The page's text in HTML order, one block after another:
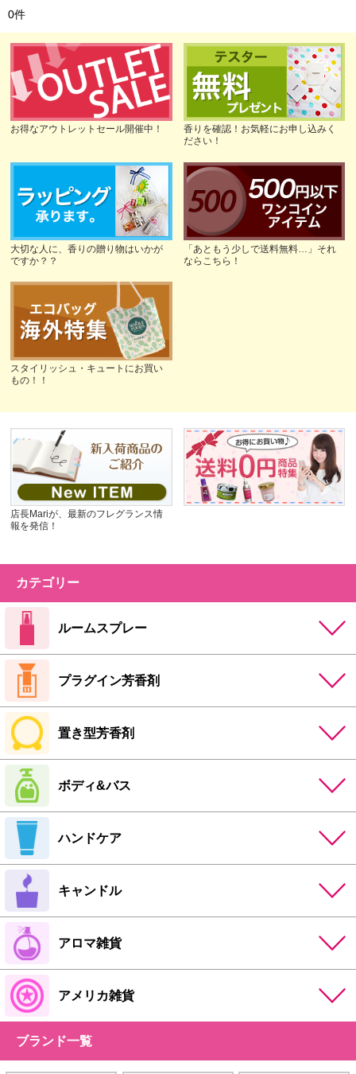
0件
お得なアウトレットセール開催中！
香りを確認！お気軽にお申し込みく
ださい！
大切な人に、香りの贈り物はいかが
ですか？？
「あともう少しで送料無料…」それ
ならこちら！
スタイリッシュ・キュートにお買い
もの！！
店長Mariが、最新のフレグランス情
報を発信！
カテゴリー
ルームスプレー
プラグイン芳香剤
置き型芳香剤
ボディ&バス
ハンドケア
キャンドル
アロマ雑貨
アメリカ雑貨
ブランド一覧